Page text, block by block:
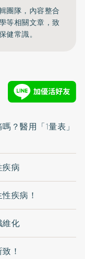
團隊，內容整合
等相關文章，致
常識。
？醫用「1量表」
病
疾病！
化
！